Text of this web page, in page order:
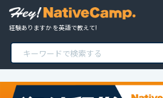
経験ありますか を英語で教えて!